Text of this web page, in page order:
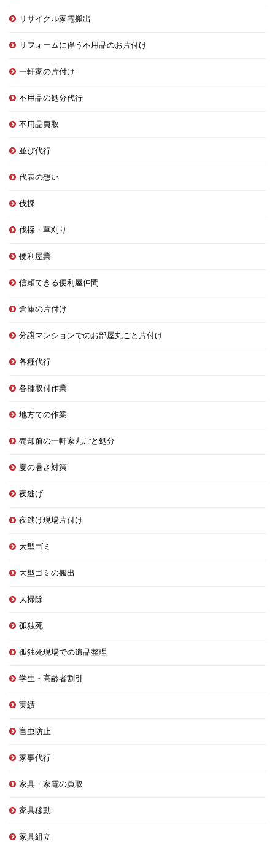
リサイクル家電搬出
リフォームに伴う不用品のお片付け
一軒家の片付け
不用品の処分代行
不用品買取
並び代行
代表の想い
伐採
伐採・草刈り
便利屋業
信頼できる便利屋仲間
倉庫の片付け
分譲マンションでのお部屋丸ごと片付け
各種代行
各種取付作業
地方での作業
売却前の一軒家丸ごと処分
夏の暑さ対策
夜逃げ
夜逃げ現場片付け
大型ゴミ
大型ゴミの搬出
大掃除
孤独死
孤独死現場での遺品整理
学生・高齢者割引
実績
害虫防止
家事代行
家具・家電の買取
家具移動
家具組立